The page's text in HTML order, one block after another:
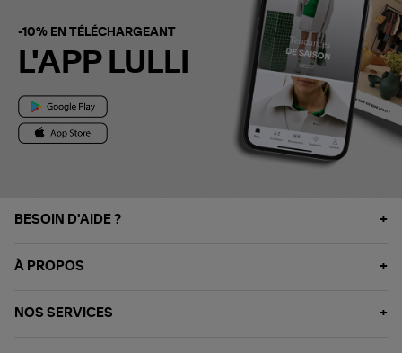
-10% EN TÉLÉCHARGEANT
L'APP LULLI
BESOIN D'AIDE ?
À PROPOS
NOS SERVICES